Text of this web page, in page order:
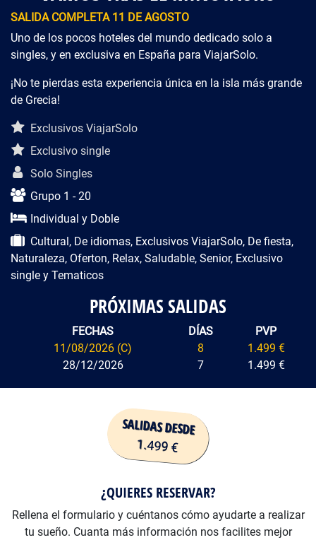
SALIDA COMPLETA 11 DE AGOSTO
Uno de los pocos hoteles del mundo dedicado solo a
singles, y en exclusiva en España para ViajarSolo.
¡No te pierdas esta experiencia única en la isla más grande
de Grecia!
Descripción del viaje
Exclusivos ViajarSolo
Exclusivo single
Solo Singles
Grupo 1 - 20
Individual y Doble
Cultural, De idiomas, Exclusivos ViajarSolo, De fiesta,
Naturaleza, Oferton, Relax, Saludable, Senior, Exclusivo
single y Tematicos
PRÓXIMAS SALIDAS
FECHAS DÍAS
PVP
11/08/2026 (C)
8
1.499 €
28/12/2026
7 1.499 €
¿QUIERES RESERVAR?
Rellena el formulario y cuéntanos cómo ayudarte a realizar
tu sueño. Cuanta más información nos facilites mejor